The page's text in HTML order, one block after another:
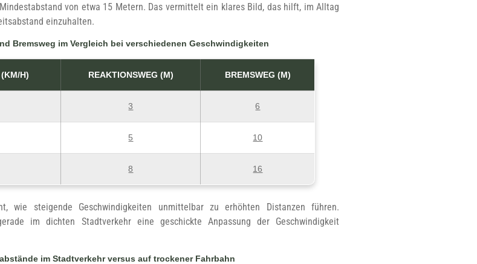
von etwa 15 Metern. Das vermittelt ein klares Bild, das hilft, im Alltag
einzuhalten.
Bremsweg im Vergleich bei verschiedenen Geschwindigkeiten
H) REAKTIONSWEG (M) BREMSWEG (M)
3 6
5 10
8 16
wie steigende Geschwindigkeiten unmittelbar zu erhöhten Distanzen führen.
im dichten Stadtverkehr eine geschickte Anpassung der Geschwindigkeit
im Stadtverkehr versus auf trockener Fahrbahn